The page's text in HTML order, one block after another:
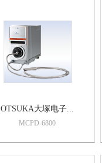
OTSUKA大塚电子...
MCPD-6800